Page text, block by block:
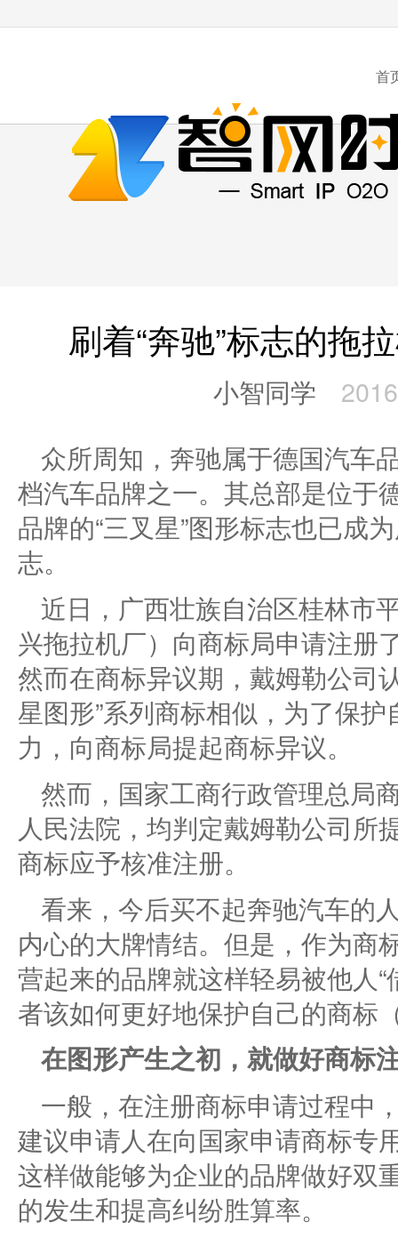
首
刷着“奔驰”标志的拖
小智同学
众所周知，奔驰属于德国汽车
档汽车品牌之一。其总部是位于
品牌的“三叉星”图形标志也已成
志。
近日，广西壮族自治区桂林市
兴拖拉机厂）向商标局申请注册
然而在商标异议期，戴姆勒公司
星图形”系列商标相似，为了保
力，向商标局提起商标异议。
然而，国家工商行政管理总局
人民法院，均判定戴姆勒公司所
商标应予核准注册。
看来，今后买不起奔驰汽车的
内心的大牌情结。但是，作为商
营起来的品牌就这样轻易被他人
者该如何更好地保护自己的商标
在图形产生之初，就做好商标
一般，在注册商标申请过程中
建议申请人在向国家申请商标专
这样做能够为企业的品牌做好双
的发生和提高纠纷胜算率。